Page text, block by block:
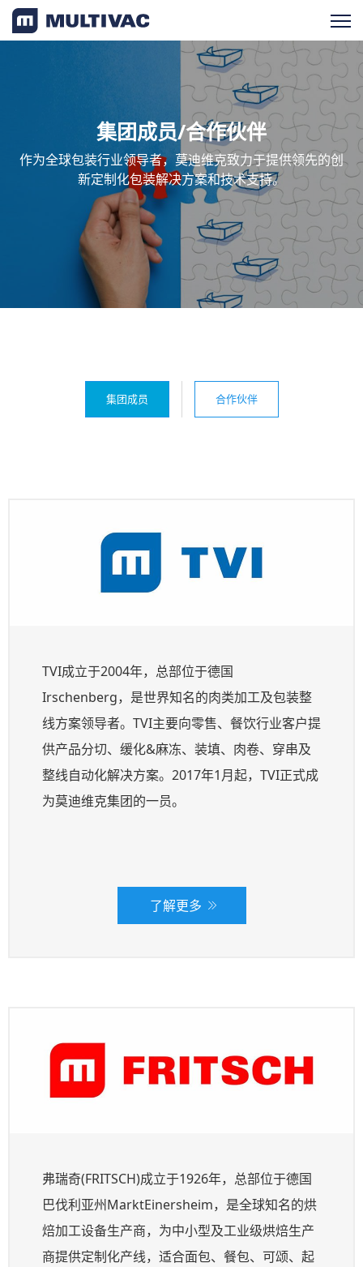
服务支持
新闻与活动
关于我们
集团成员/合作伙伴
作为全球包装行业领导者，莫迪维克致力于提供领先的创
新定制化包装解决方案和技术支持。
集团成员 合作伙伴
TVI成立于2004年，总部位于德国
Irschenberg，是世界知名的肉类加工及包装整
线方案领导者。TVI主要向零售、餐饮行业客户提
供产品分切、缓化&麻冻、装填、肉卷、穿串及
整线自动化解决方案。2017年1月起，TVI正式成
为莫迪维克集团的一员。
了解更多
弗瑞奇(FRITSCH)成立于1926年，总部位于德国
巴伐利亚州MarktEinersheim，是全球知名的烘
焙加工设备生产商，为中小型及工业级烘焙生产
商提供定制化产线，适合面包、餐包、可颂、起